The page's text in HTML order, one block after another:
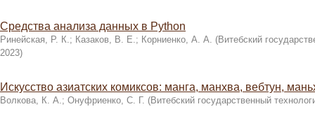
Средства анализа данных в Python
Ринейская, Р. К.; Казаков, В. Е.; Корниенко, А. А. (Витебский
2023)
Искусство азиатских комиксов: манга, манхва, вебтун,
Волкова, К. А.; Онуфриенко, С. Г. (Витебский государственный